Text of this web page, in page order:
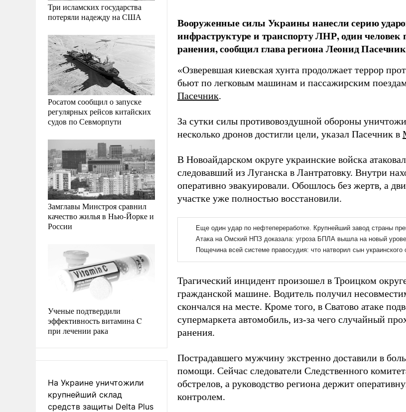
Три исламских государства
потеряли надежду на США
Росатом сообщил о запуске
регулярных рейсов китайских
судов по Севморпути
Замглавы Минстроя сравнил
качество жилья в Нью-Йорке и
России
Ученые подтвердили
эффективность витамина C
при лечении рака
На Украине уничтожили
крупнейший склад
средств защиты Delta Plus
Вооруженные силы Украины нанесли серию
инфраструктуре и транспорту ЛНР, один человек
ранения, сообщил глава региона Леонид
«Озверевшая киевская хунта продолжает террор
бьют по легковым машинам и пассажирским
Пасечник.
За сутки силы противовоздушной обороны
несколько дронов достигли цели, указал Пасечник в
В Новоайдарском округе украинские войска
следовавший из Луганска в Лантратовку. Внутри
оперативно эвакуировали. Обошлось без жертв, а
участке уже полностью восстановили.
Трагический инцидент произошел в Троицком
гражданской машине. Водитель получил
скончался на месте. Кроме того, в Сватово атаке
супермаркета автомобиль, из-за чего случайный
ранения.
Пострадавшего мужчину экстренно доставили в
помощи. Сейчас следователи Следственного
обстрелов, а руководство региона держит
контролем.